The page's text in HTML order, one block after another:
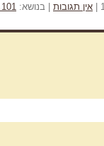
אין תגובות | בנושא: